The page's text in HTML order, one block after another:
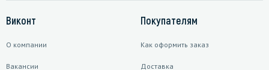
Виконт
О компании
Вакансии
Покупателям
Как оформить заказ
Доставка